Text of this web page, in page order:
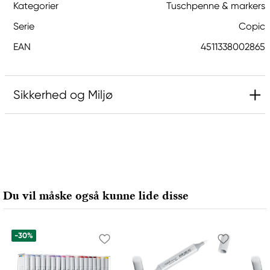
Kategorier
Tuschpenne & markers
Serie
Copic
EAN
4511338002865
Sikkerhed og Miljø
65205 Wiesbaden, Germany
export@holtz-gmbh.de
Du vil måske også kunne lide disse
-30%